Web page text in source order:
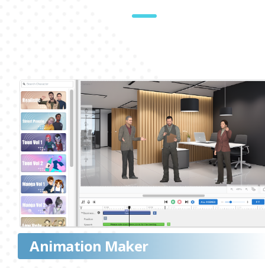
Animation Maker